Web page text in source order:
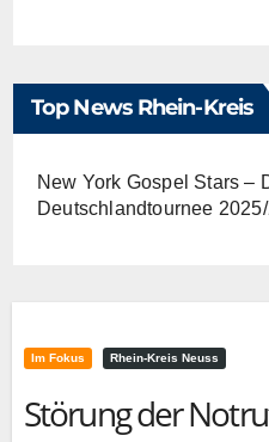
Top News Rhein-Kreis
New York Gospel Stars –
Deutschlandtournee
Im Fokus Rhein-Kreis Neuss
Störung der